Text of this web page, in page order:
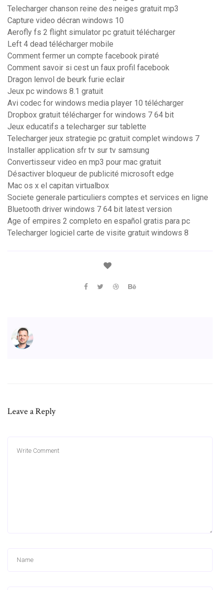
Telecharger chanson reine des neiges gratuit mp3
Capture video décran windows 10
Aerofly fs 2 flight simulator pc gratuit télécharger
Left 4 dead télécharger mobile
Comment fermer un compte facebook piraté
Comment savoir si cest un faux profil facebook
Dragon lenvol de beurk furie eclair
Jeux pc windows 8.1 gratuit
Avi codec for windows media player 10 télécharger
Dropbox gratuit télécharger for windows 7 64 bit
Jeux educatifs a telecharger sur tablette
Telecharger jeux strategie pc gratuit complet windows 7
Installer application sfr tv sur tv samsung
Convertisseur video en mp3 pour mac gratuit
Désactiver bloqueur de publicité microsoft edge
Mac os x el capitan virtualbox
Societe generale particuliers comptes et services en ligne
Bluetooth driver windows 7 64 bit latest version
Age of empires 2 completo en español gratis para pc
Telecharger logiciel carte de visite gratuit windows 8
Leave a Reply